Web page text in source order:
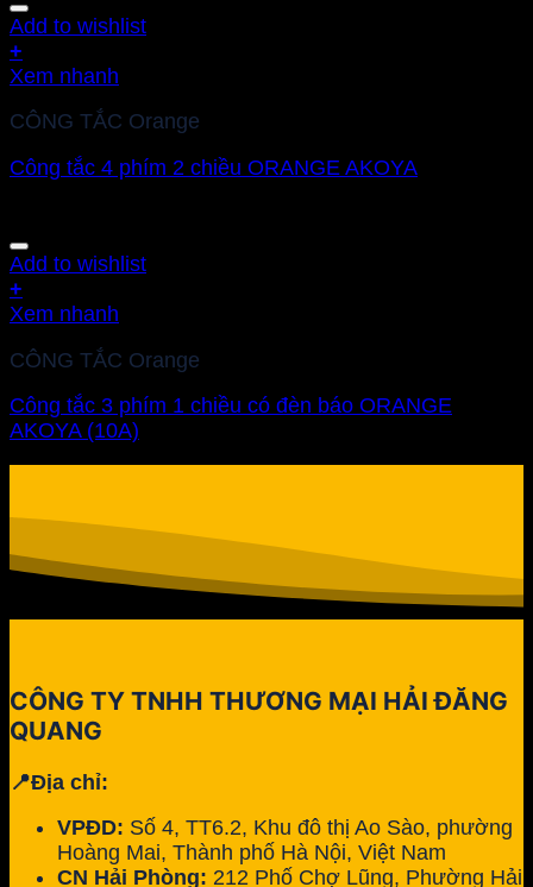
Add to wishlist
+
Xem nhanh
CÔNG TẮC Orange
Công tắc 4 phím 2 chiều ORANGE AKOYA
Add to wishlist
+
Xem nhanh
CÔNG TẮC Orange
Công tắc 3 phím 1 chiều có đèn báo ORANGE
AKOYA (10A)
CÔNG TY TNHH THƯƠNG MẠI HẢI ĐĂNG
QUANG
📍Địa chỉ:
VPĐD: Số 4, TT6.2, Khu đô thị Ao Sào, phường
Hoàng Mai, Thành phố Hà Nội, Việt Nam
CN Hải Phòng: 212 Phố Chợ Lũng, Phường Hải